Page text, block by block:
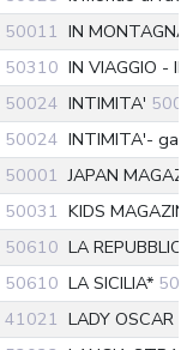
50011 IN MONTAGNA
50310 IN VIAGGIO - III
50024 INTIMITA'
50024 INTIMITA'-
50001 JAPAN
50031 KIDS
50610 LA
50610 LA SICILIA*
41021 LADY OSCAR